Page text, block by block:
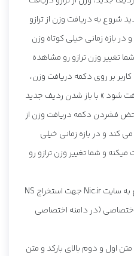
شروع به دریافت وزن از ترازو
بازه زمانی خیلی کوتاه وزن
تغییر وزن ترازو رو مشاهده
بر روی دکمه دریافت وزن،
شود » با باز شدن ردیف جدید
فشردن دکمه دریافت وزن از
کند و در بازه زمانی خیلی
میکنه و شما تغییر وزن ترازو رو
افزودن دکمه ای برای ارجاع به سایت Nic.ir جهت استخراج NS
(در دامنه اختصاصی
اول و دوم بالای بارکد و متن